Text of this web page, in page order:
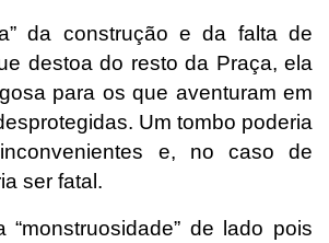
da construção e da falta de
destoa do resto da Praça, ela
para os que aventuram em
Um tombo poderia
e, no caso de
ser fatal.
“monstruosidade” de lado pois